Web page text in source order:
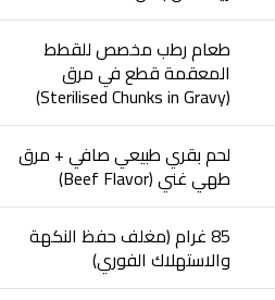
طعام رطب مخصص للقطط
المعقمة قطع في مرق
(Sterilised Chunks in Gravy)
لحم بقري طبيعي صافي + مرق
طهي غني (Beef Flavor)
85 غرام (مغلف حفظ النكهة
والاستهلاك الفوري)